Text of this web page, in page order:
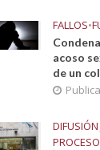
FALLOS•
acoso
de un
DIFUSIÓN